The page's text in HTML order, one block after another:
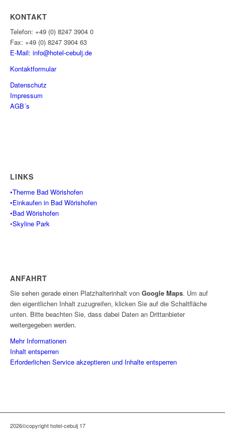
KONTAKT
Telefon: +49 (0) 8247 3904 0
Fax: +49 (0) 8247 3904 63
E-Mail: info@hotel-cebulj.de
Kontaktformular
Datenschutz
Impressum
AGB´s
LINKS
•Therme Bad Wörishofen
•Einkaufen in Bad Wörishofen
•Bad Wörishofen
•Skyline Park
ANFAHRT
Sie sehen gerade einen Platzhalterinhalt von Google Maps. Um auf
den eigentlichen Inhalt zuzugreifen, klicken Sie auf die Schaltfläche
unten. Bitte beachten Sie, dass dabei Daten an Drittanbieter
weitergegeben werden.
Mehr Informationen
Inhalt entsperren
Erforderlichen Service akzeptieren und Inhalte entsperren
2026©copyright hotel-cebulj 17